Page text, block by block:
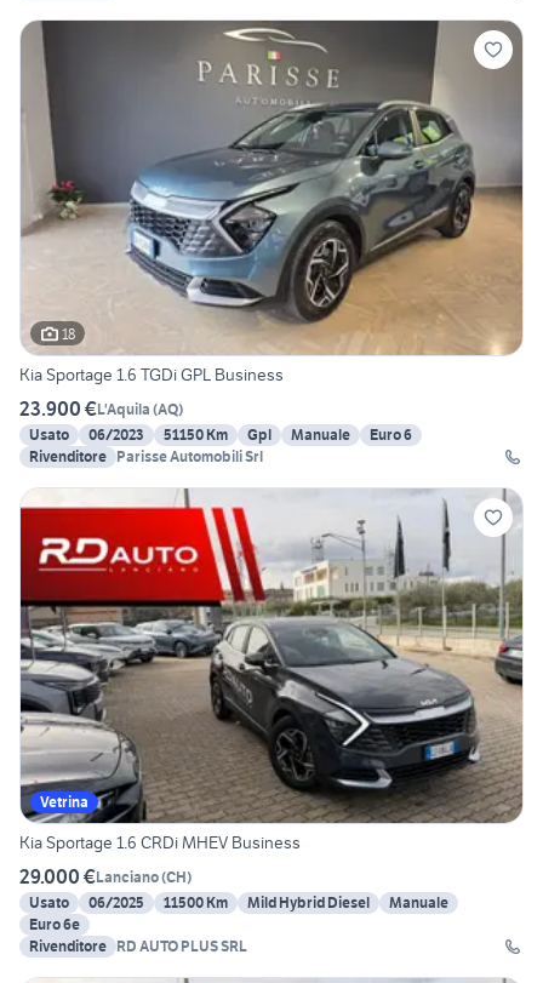
18
Kia Sportage 1.6 TGDi GPL Business
23.900 €L'Aquila (AQ)
Usato
06/2023 51150 Km Gpl Manuale
Euro 6
Rivenditore Parisse Automobili Srl
Vetrina
Kia Sportage 1.6 CRDi MHEV Business
29.000 €Lanciano(CH)
Usato
06/2025 11500 Km Mild Hybrid Diesel
Manuale
Euro 6e
Rivenditore RD AUTO PLUS SRL